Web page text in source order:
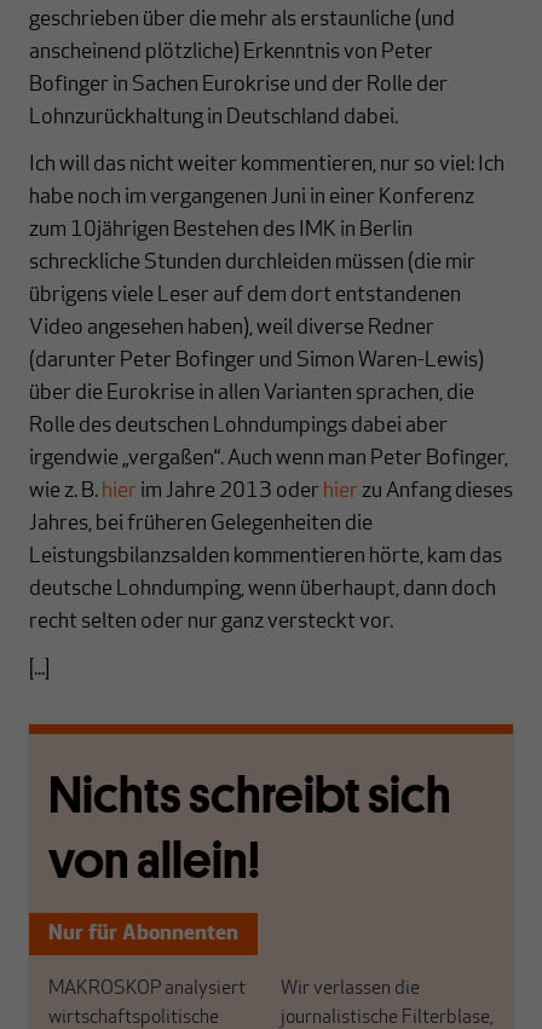
geschrieben über die mehr als erstaunliche (und
anscheinend plötzliche) Erkenntnis von Peter
Bofinger in Sachen Eurokrise und der Rolle der
Lohnzurückhaltung in Deutschland dabei.
Ich will das nicht weiter kommentieren, nur so viel: Ich
habe noch im vergangenen Juni in einer Konferenz
zum 10jährigen Bestehen des IMK in Berlin
schreckliche Stunden durchleiden müssen (die mir
übrigens viele Leser auf dem dort entstandenen
Video angesehen haben), weil diverse Redner
(darunter Peter Bofinger und Simon Waren-Lewis)
über die Eurokrise in allen Varianten sprachen, die
Rolle des deutschen Lohndumpings dabei aber
irgendwie „vergaßen“. Auch wenn man Peter Bofinger,
wie z. B. hier im Jahre 2013 oder hier zu Anfang dieses
Jahres, bei früheren Gelegenheiten die
Leistungsbilanzsalden kommentieren hörte, kam das
deutsche Lohndumping, wenn überhaupt, dann doch
recht selten oder nur ganz versteckt vor.
[...]
Nichts schreibt sich
von allein!
Nur für Abonnenten
MAKROSKOP analysiert
wirtschaftspolitische
Wir verlassen die
journalistische Filterblase,